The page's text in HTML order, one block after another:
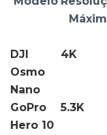
DJI
Osmo
Nano
4K
GoPro
Hero 10
5.3K